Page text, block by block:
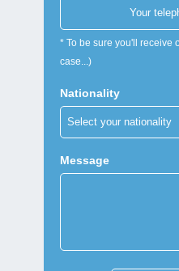
* To be sure you'll receive
case...)
Nationality
Message